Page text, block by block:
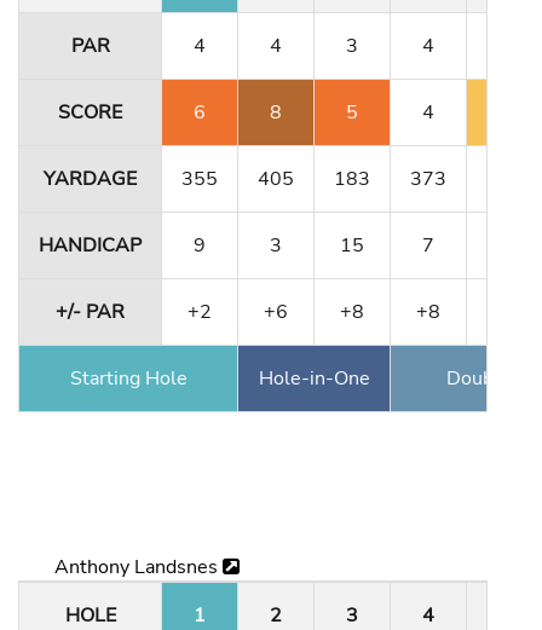
PAR 4 4 3 4
SCORE 6 8 5 4
YARDAGE 355 405 183 373
HANDICAP 9 3 15 7
+/- PAR +2 +6 +8 +8
Starting Hole Hole-in-One Double
Anthony Landsnes
HOLE
1 2 3 4